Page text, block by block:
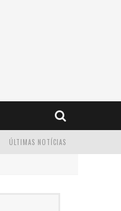
ÚLTIMAS NOTÍCIAS